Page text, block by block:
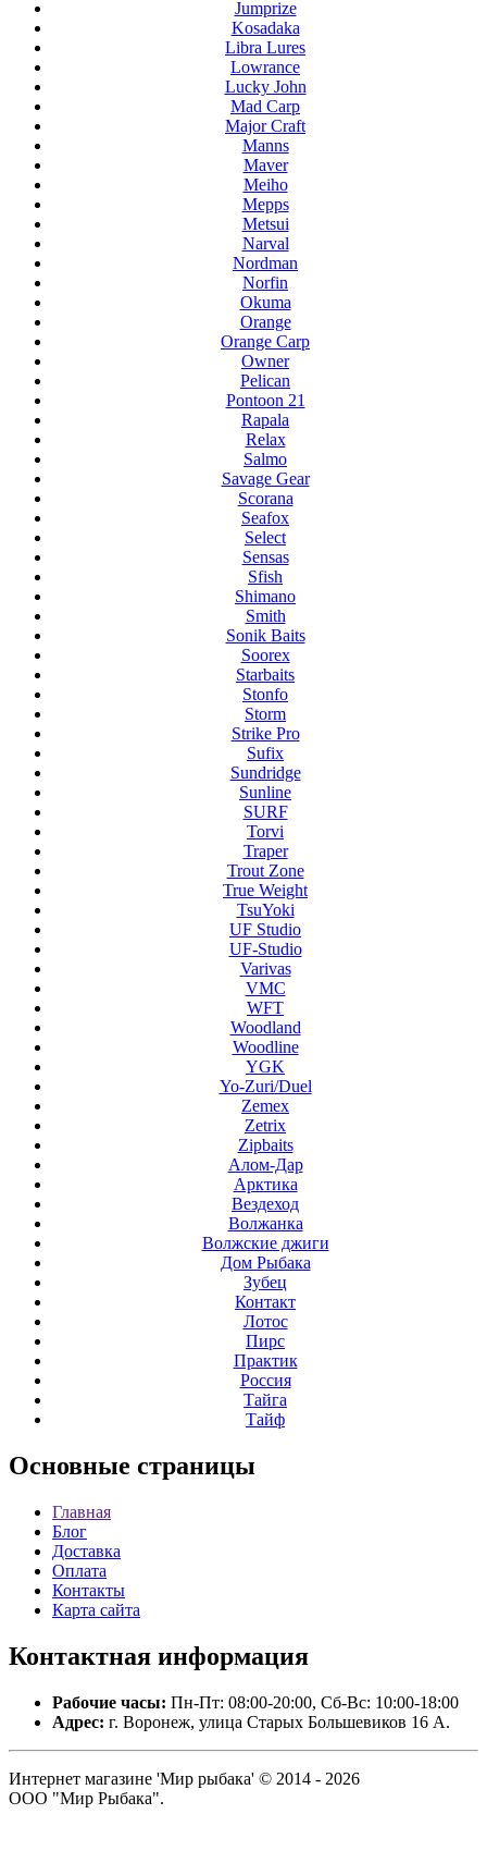
Jumprize
Kosadaka
Libra Lures
Lowrance
Lucky John
Mad Carp
Major Craft
Manns
Maver
Meiho
Mepps
Metsui
Narval
Nordman
Norfin
Okuma
Orange
Orange Carp
Owner
Pelican
Pontoon 21
Rapala
Relax
Salmo
Savage Gear
Scorana
Seafox
Select
Sensas
Sfish
Shimano
Smith
Sonik Baits
Soorex
Starbaits
Stonfo
Storm
Strike Pro
Sufix
Sundridge
Sunline
SURF
Torvi
Traper
Trout Zone
True Weight
TsuYoki
UF Studio
UF-Studio
Varivas
VMC
WFT
Woodland
Woodline
YGK
Yo-Zuri/Duel
Zemex
Zetrix
Zipbaits
Алом-Дар
Арктика
Вездеход
Волжанка
Волжские джиги
Дом Рыбака
Зубец
Контакт
Лотос
Пирс
Практик
Россия
Тайга
Тайф
Основные страницы
Главная
Блог
Доставка
Оплата
Контакты
Карта сайта
Контактная информация
Рабочие часы: Пн-Пт: 08:00-20:00, Сб-Вс: 10:00-18:00
Адрес: г. Воронеж, улица Старых Большевиков 16 А.
Интернет магазине 'Мир рыбака' © 2014 - 2026
ООО "Мир Рыбака".